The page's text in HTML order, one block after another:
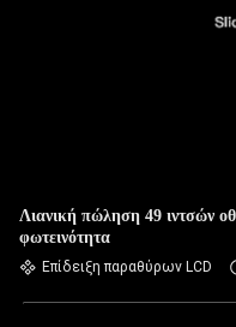
Λιανική πώληση 49 ιντσών
φωτεινότητα
Επίδειξη παραθύρων LCD